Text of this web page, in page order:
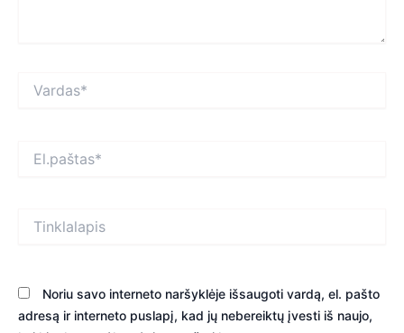
Noriu savo interneto naršyklėje išsaugoti vardą, el. pašto
adresą ir interneto puslapį, kad jų nebereiktų įvesti iš naujo,